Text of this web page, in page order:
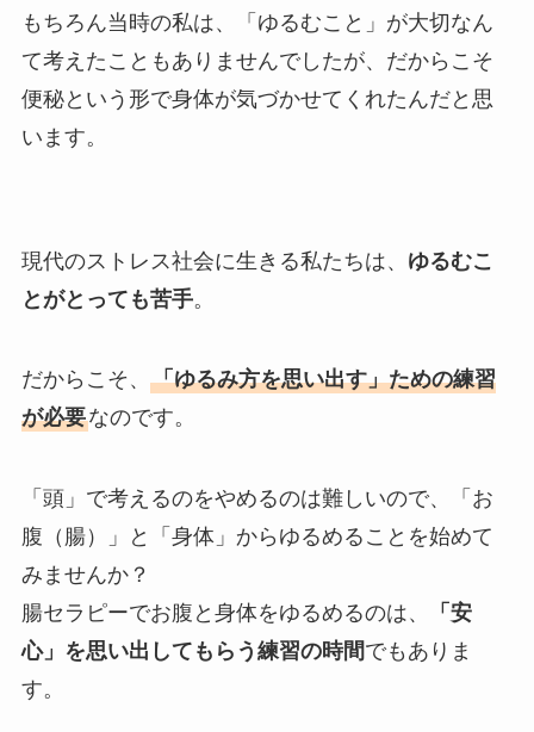
もちろん当時の私は、「ゆるむこと」が大切なん
て考えたこともありませんでしたが、だからこそ
便秘という形で身体が気づかせてくれたんだと思
います。
現代のストレス社会に生きる私たちは、 ゆるむこ
とがとっても苦手。
だからこそ、 「ゆるみ方を思い出す」ための練習
が必要なのです。
「頭」で考えるのをやめるのは難しいので、「お
腹（腸）」と「身体」からゆるめることを始めて
みませんか？
腸セラピーでお腹と身体をゆるめるのは、
「安
心」を思い出してもらう練習の時間でもありま
す。